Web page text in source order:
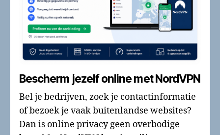
Bescherm jezelf online met NordVPN
Bel je bedrijven, zoek je contactinformatie
of bezoek je vaak buitenlandse websites?
Dan is online privacy geen overbodige